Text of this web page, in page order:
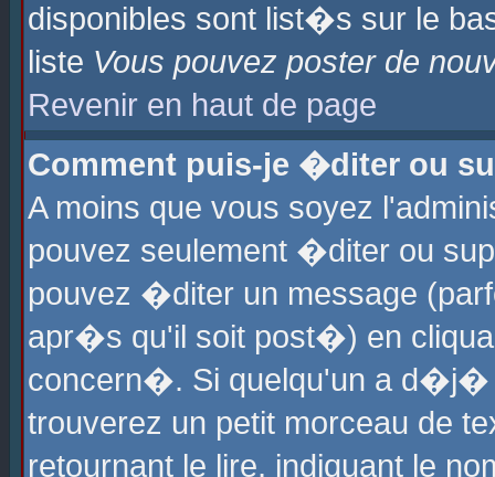
disponibles sont list�s sur le
liste Vous pouvez poster de
Revenir en haut de page
Comment puis-je �diter ou
A moins que vous soyez
pouvez seulement �diter ou
pouvez �diter un message
apr�s qu'il soit post�) en
concern�. Si quelqu'un a
trouverez un petit morceau de
retournant le lire, indiquant le